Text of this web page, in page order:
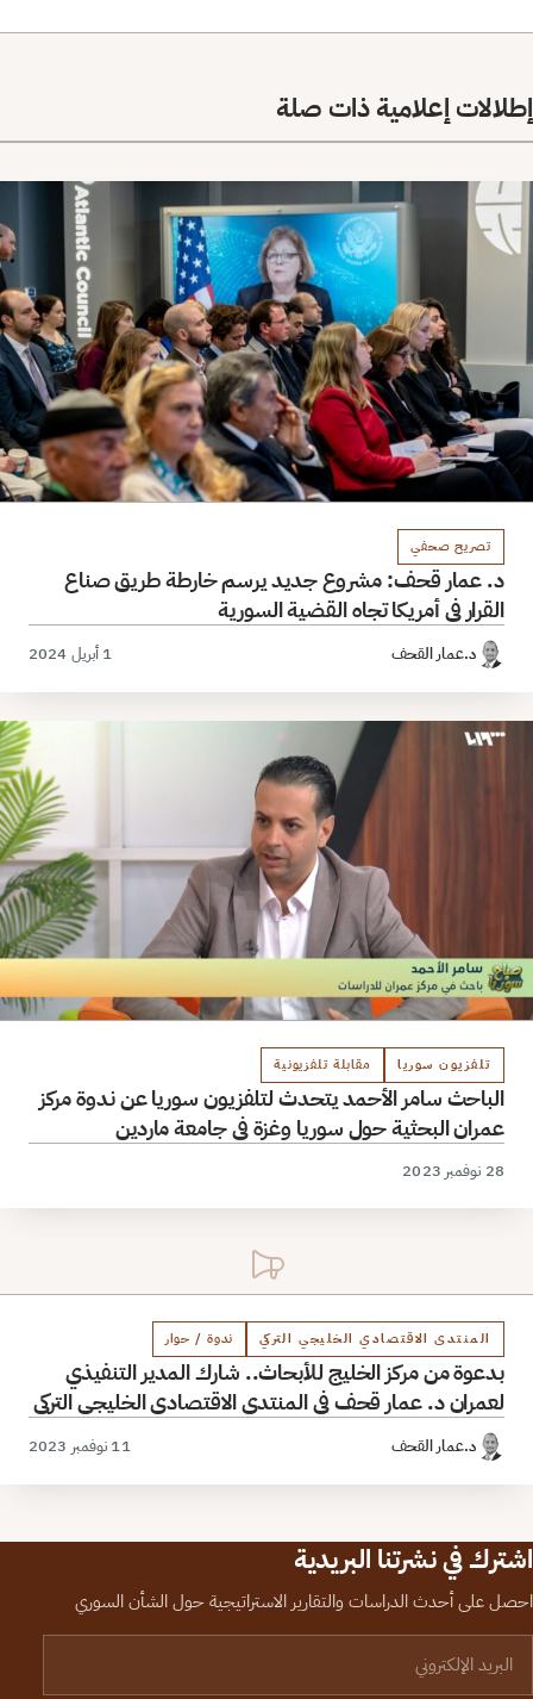
إطلالات إعلامية ذات صلة
تصريح صحفي
د. عمار قحف: مشروع جديد يرسم خارطة طريق صناع
القرار في أمريكا تجاه القضية السورية
د.عمار القحف 1 أبريل 2024
تلفزيون سوريا مقابلة تلفزيونية
الباحث سامر الأحمد يتحدث لتلفزيون سوريا عن ندوة مركز
عمران البحثية حول سوريا وغزة في جامعة ماردين
28 نوفمبر 2023
المنتدى الاقتصادي الخليجي التركي ندوة / حوار
بدعوة من مركز الخليج للأبحاث.. شارك المدير التنفيذي
لعمران د. عمار قحف في المنتدى الاقتصادي الخليجي التركي
د.عمار القحف 11 نوفمبر 2023
اشترك في نشرتنا البريدية
احصل على أحدث الدراسات والتقارير الاستراتيجية حول الشأن السوري